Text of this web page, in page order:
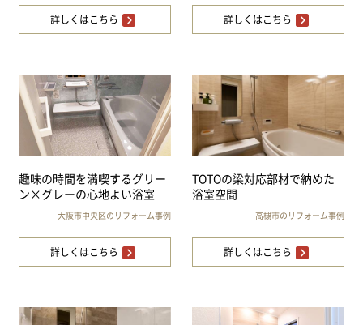
詳しくはこちら 詳しくはこちら
趣味の時間を満喫するグリー
ン×グレーの心地よい浴室
大阪市中央区のリフォーム事例
詳しくはこちら
TOTOの梁対応部材で納めた
浴室空間
高槻市のリフォーム事例
詳しくはこちら